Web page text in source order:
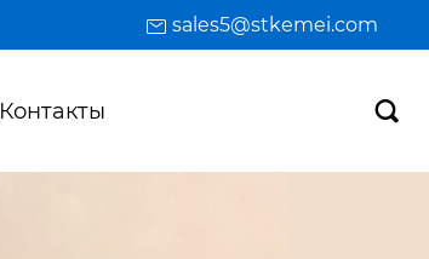
sales5@stkemei.com
Контакты 